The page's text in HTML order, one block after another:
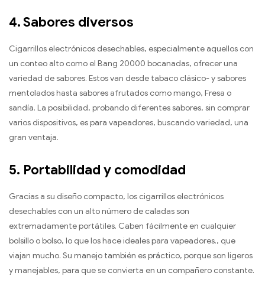
4.Sabores diversos
Cigarrillos electrónicos desechables, especialmente aquellos con
un conteo alto como el Bang 20000 bocanadas, ofrecer una
variedad de sabores. Estos van desde tabaco clásico- y sabores
mentolados hasta sabores afrutados como mango, Fresa o
sandía. La posibilidad, probando diferentes sabores, sin comprar
varios dispositivos, es para vapeadores, buscando variedad, una
gran ventaja.
5. Portabilidad y comodidad
Gracias a su diseño compacto, los cigarrillos electrónicos
desechables con un alto número de caladas son
extremadamente portátiles. Caben fácilmente en cualquier
bolsillo o bolso, lo que los hace ideales para vapeadores., que
viajan mucho. Su manejo también es práctico, porque son ligeros
y manejables, para que se convierta en un compañero constante.